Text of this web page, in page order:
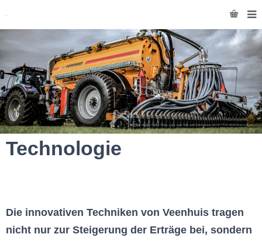
Technologie
Die innovativen Techniken von Veenhuis tragen
nicht nur zur Steigerung der Erträge bei, sondern